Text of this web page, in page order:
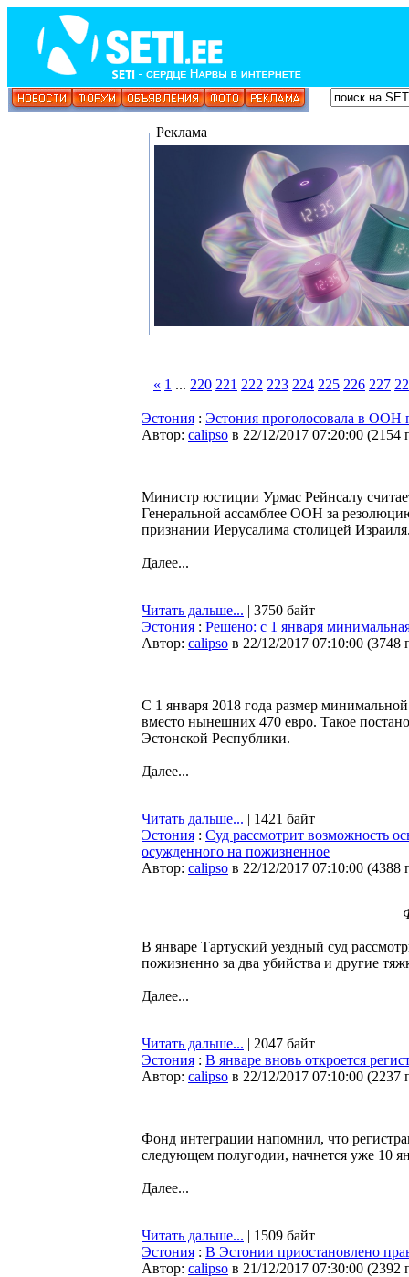
Реклама
« 1 ... 220 221 222 223 224 225 226 227
Эстония : Эстония проголосовала в ООН
Автор: calipso в 22/12/2017 07:20:00 (2154
Министр юстиции Урмас Рейнсалу
Генеральной ассамблее ООН за
признании Иерусалима столицей
Далее...
Читать дальше... | 3750 байт
Эстония : Решено: с 1 января
Автор: calipso в 22/12/2017 07:10:00 (3748
С 1 января 2018 года размер
вместо нынешних 470 евро. Такое
Эстонской Республики.
Далее...
Читать дальше... | 1421 байт
Эстония : Суд рассмотрит возможность
осужденного на пожизненное
Автор: calipso в 22/12/2017 07:10:00 (4388
В январе Тартуский уездный суд
пожизненно за два убийства и другие
Далее...
Читать дальше... | 2047 байт
Эстония : В январе вновь откроется
Автор: calipso в 22/12/2017 07:10:00 (2237
Фонд интеграции напомнил, что
следующем полугодии, начнется уже 10
Далее...
Читать дальше... | 1509 байт
Эстония : В Эстонии приостановлено
Автор: calipso в 21/12/2017 07:30:00 (2392